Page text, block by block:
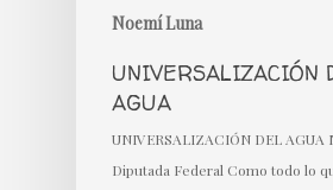
Noemí Luna
UNIVERSALIZACIÓN
AGUA
UNIVERSALIZACIÓN DEL AGUA
Diputada Federal Como todo lo